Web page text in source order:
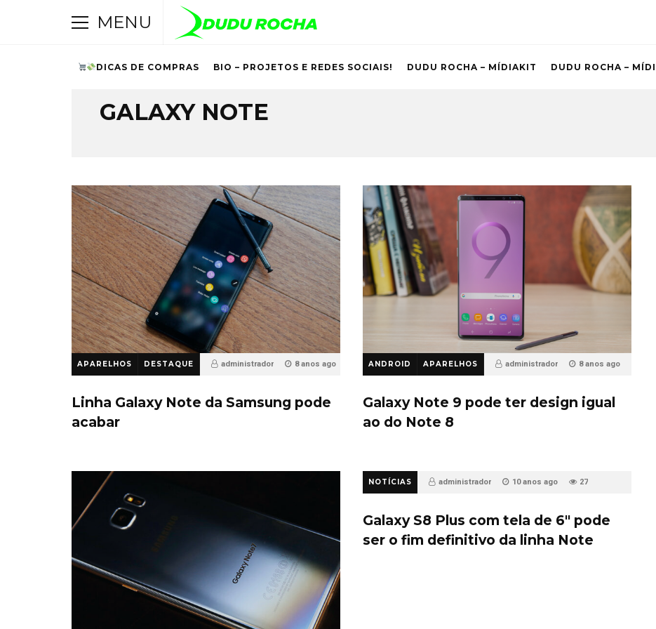
MENU
DICAS DE COMPRAS BIO – PROJETOS E REDES SOCIAIS! DUDU ROCHA – MÍDIAKIT DUDU ROCHA –
GALAXY NOTE
APARELHOS DESTAQUE administrador 8 anos ago
Linha Galaxy Note da Samsung pode
acabar
ANDROID APARELHOS administrador 8 anos ago
Galaxy Note 9 pode ter design igual
ao do Note 8
NOTÍCIAS administrador 10 anos ago 27
Galaxy S8 Plus com tela de 6″ pode
ser o fim definitivo da linha Note